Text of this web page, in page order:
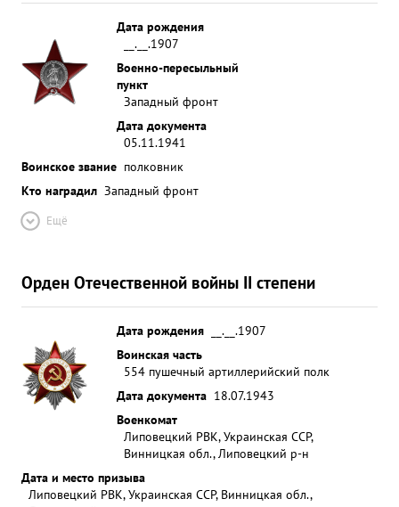
Дата рождения
__.__.1907
Военно-пересыльный
пункт
Западный фронт
Дата документа
05.11.1941
Воинское звание полковник
Кто наградил Западный фронт
Ещё
Орден Отечественной войны II степени
Дата рождения
__.__.1907
Воинская часть
554 пушечный артиллерийский полк
Дата документа 18.07.1943
Военкомат
Липовецкий РВК, Украинская ССР,
Винницкая обл., Липовецкий р-н
Дата и место призыва
Липовецкий РВК, Украинская ССР, Винницкая обл.,